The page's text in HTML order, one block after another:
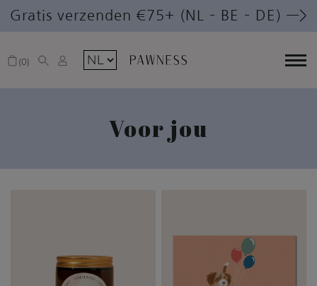
Gratis verzenden €75+ (NL – BE – DE) —>
0
Voor jou